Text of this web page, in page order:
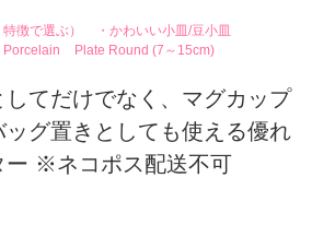
徴で選ぶ）
・かわいい小皿/豆小皿
Porcelain Plate Round (7～15cm)
してだけでなく、マグカップ
グ置きとしても使える優れ
ー ※ネコポス配送不可